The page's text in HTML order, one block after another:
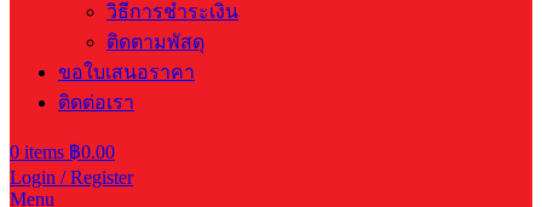
วิธีการชำระเงิน
ติดตามพัสดุ
ขอใบเสนอราคา
ติดต่อเรา
0 items ฿0.00
Login / Register
Menu